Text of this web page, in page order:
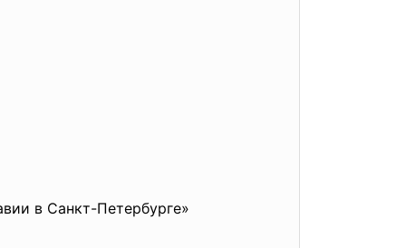
в Санкт-Петербурге»